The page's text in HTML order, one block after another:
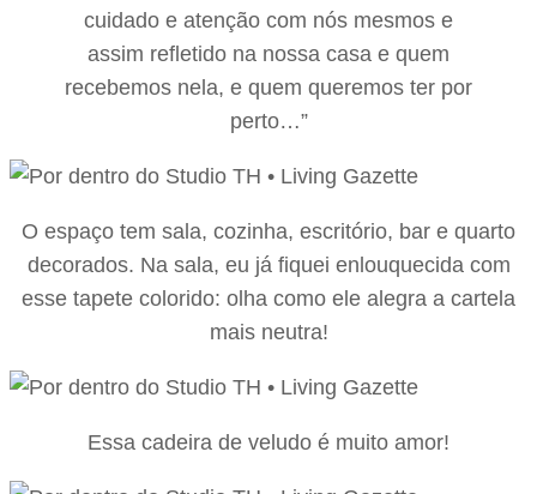
cuidado e atenção com nós mesmos e
assim refletido na nossa casa e quem
recebemos nela, e quem queremos ter por
perto…”
O espaço tem sala, cozinha, escritório, bar e quarto
decorados. Na sala, eu já fiquei enlouquecida com
esse tapete colorido: olha como ele alegra a cartela
mais neutra!
Essa cadeira de veludo é muito amor!